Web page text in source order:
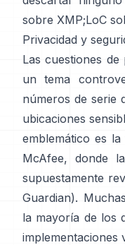
sobre XMP;LoC
Privacidad y
Las cuestiones
un tema
números de serie
ubicaciones
emblemático es
McAfee, donde
supuestamente
Guardian).
la mayoría de los
implementaciones